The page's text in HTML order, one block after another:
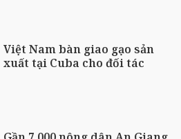
Việt Nam bàn giao gạo sản
xuất tại Cuba cho đối tác